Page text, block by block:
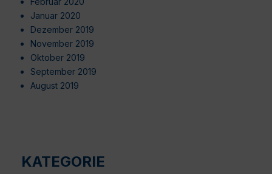
Januar 2020
Dezember 2019
November 2019
Oktober 2019
September 2019
August 2019
KATEGORIE